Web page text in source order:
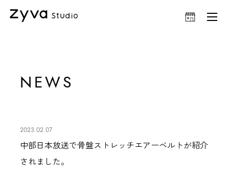
NEWS
2023.02.07
中部日本放送で骨盤ストレッチエアーベルトが紹介
されました。